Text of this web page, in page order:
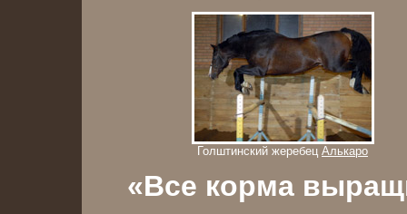
Голштинский жеребец Алькаро
«Все корма